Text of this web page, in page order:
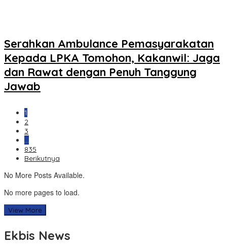
Serahkan Ambulance Pemasyarakatan
Kepada LPKA Tomohon, Kakanwil: Jaga
dan Rawat dengan Penuh Tanggung
Jawab
1
2
3
…
835
Berikutnya
No More Posts Available.
No more pages to load.
View More
Ekbis News